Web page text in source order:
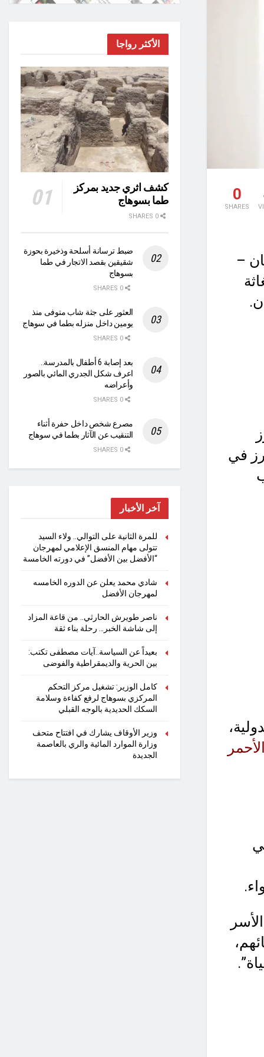
0
SHARES
–
في
الأكثر رواجا
كشف اثري جديد بمركز
طما بسوهاج
ضبط ترسانة أسلحة وذخيرة بحوزة
شقيقين بقصد الاتجار في طما
بسوهاج
العثور على جثة شاب متوفى منذ
يومين داخل منزله بطما في سوهاج
بعد إصابة 6 أطفال بالمدرسة..
اعرف شكل الجدري المائي بالصور
وأعراضه
مصرع شخص داخل حفرة أثناء
التنقيب عن الآثار بطما في سوهاج
آخر الأخبار
للمرة الثانية على التوالي.. ولاء السيد
تتولى مهام المنسق الإعلامي لمهرجان
“الأفضل بين الأفضل” في دورته الخامسة
شادي محمد يعلن عن الدوره الخامسه
لمهرجان الأفضل
ناصر طويرش الحارثي.. من قاعة المزاد
إلى شاشة الخبر… رحلة بناء ثقة
بعيداً عن السياسة..آيات مصطفى تكتب:
بين الحرية والديمقراطية والفوضى
كامل الوزير: تشغيل مركز التحكم
المركزي بسوهاج لرفع كفاءة وسلامة
السكك الحديدية بالوجه القبلي
وزير الأوقاف يشارك في افتتاح متحف
وزارة الموارد المائية والري بالعاصمة
الجديدة